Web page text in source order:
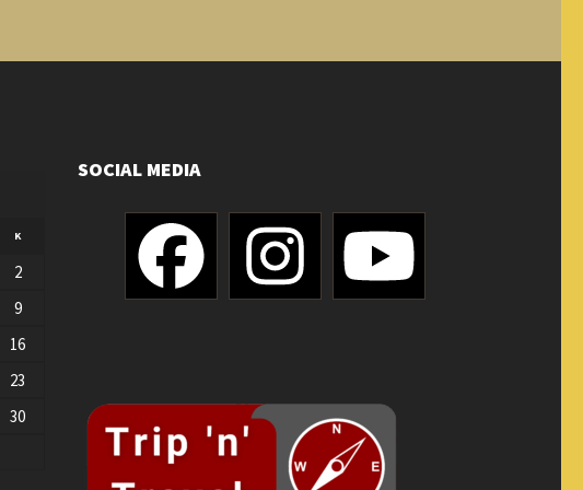
Κ
2
9
16
23
30
SOCIAL MEDIA